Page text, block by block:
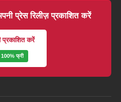
प्रेस रिलीज़ प्रकाशित करें
प्रकाशित करें
100% फ्री